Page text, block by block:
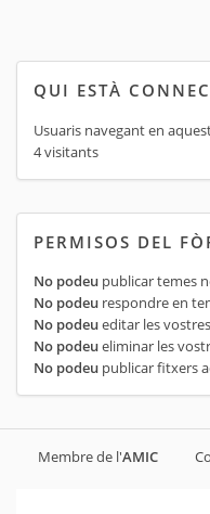
QUI ESTÀ
Usuaris navegant en
4 visitants
PERMISOS DEL
No podeu publicar temes
No podeu respondre en
No podeueditar les
No podeueliminar les
No podeu publicar fitxers
Membre de l'AMIC